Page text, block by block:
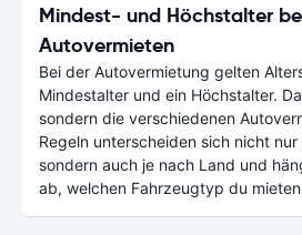
Mindest- und Höchstalter
Autovermieten
Bei der Autovermietung gelten
Mindestalter und ein Höchstalter.
sondern die verschiedenen
Regeln unterscheiden sich nicht nur
sondern auch je nach Land und
ab, welchen Fahrzeugtyp du